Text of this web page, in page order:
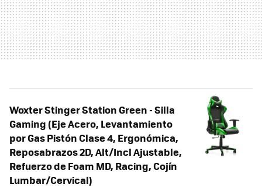
Woxter Stinger Station Green - Silla
Gaming (Eje Acero, Levantamiento
por Gas Pistón Clase 4, Ergonómica,
Reposabrazos 2D, Alt/Incl Ajustable,
Refuerzo de Foam MD, Racing, Cojín
Lumbar/Cervical)